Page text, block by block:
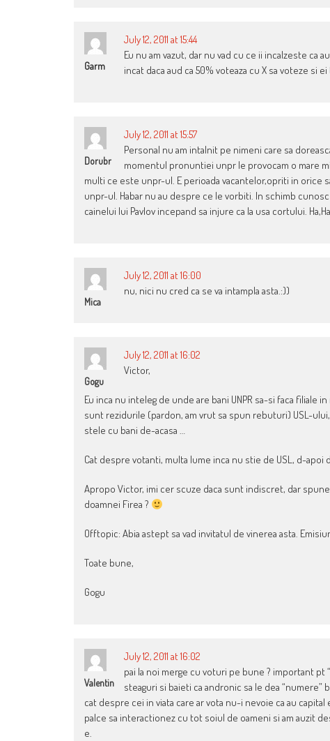
Garm
July 12, 2011 at 15:44
Eu nu am vazut, dar nu vad cu ce ii incalzeste ca
incat daca aud ca 50% voteaza cu X sa voteze si
Dorubr
July 12, 2011 at 15:57
Personal nu am intalnit pe nimeni care sa
momentul pronuntiei unpr le provocam o mare
multi ce este unpr-ul. E perioada vacantelor,opriti in
unpr-ul. Habar nu au despre ce le vorbiti. In schimb
cainelui lui Pavlov incepand sa injure ca la usa cortului.
Mica
July 12, 2011 at 16:00
nu, nici nu cred ca se va intampla asta.:))
Gogu
July 12, 2011 at 16:02
Victor,
Eu inca nu inteleg de unde are bani UNPR sa-si faca
sunt rezidurile (pardon, am vrut sa spun rebuturi) USL-ului,
stele cu bani de-acasa …
Cat despre votanti, multa lume inca nu stie de USL, d-apoi
Apropo Victor, imi cer scuze daca sunt indiscret, dar
doamnei Firea ?
Offtopic: Abia astept sa vad invitatul de vinerea asta.
Toate bune,
Gogu
Valentin
July 12, 2011 at 16:02
pai la noi merge cu voturi pe bune ? important pt
steaguri si baieti ca andronic sa le dea
cat despre cei in viata care ar vota nu-i nevoie ca au
palce sa interactionez cu tot soiul de oameni si am auzit
e.